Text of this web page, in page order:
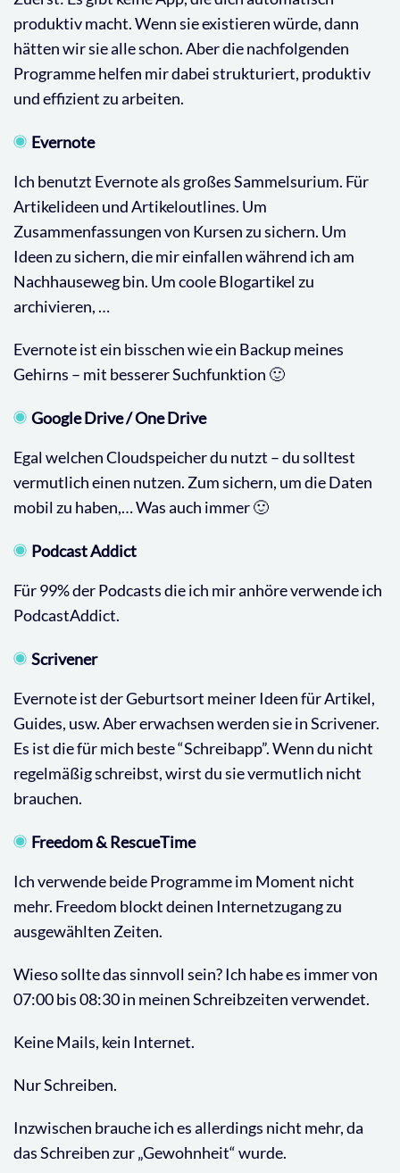
produktiv macht. Wenn sie existieren würde, dann
hätten wir sie alle schon. Aber die nachfolgenden
Programme helfen mir dabei strukturiert, produktiv
und effizient zu arbeiten.
Evernote
Ich benutzt Evernote als großes Sammelsurium. Für
Artikelideen und Artikeloutlines. Um
Zusammenfassungen von Kursen zu sichern. Um
Ideen zu sichern, die mir einfallen während ich am
Nachhauseweg bin. Um coole Blogartikel zu
archivieren, …
Evernote ist ein bisschen wie ein Backup meines
Gehirns – mit besserer Suchfunktion 🙂
Google Drive / One Drive
Egal welchen Cloudspeicher du nutzt – du solltest
vermutlich einen nutzen. Zum sichern, um die Daten
mobil zu haben,… Was auch immer 🙂
Podcast Addict
Für 99% der Podcasts die ich mir anhöre verwende ich
PodcastAddict.
Scrivener
Evernote ist der Geburtsort meiner Ideen für Artikel,
Guides, usw. Aber erwachsen werden sie in Scrivener.
Es ist die für mich beste “Schreibapp”. Wenn du nicht
regelmäßig schreibst, wirst du sie vermutlich nicht
brauchen.
Freedom & RescueTime
Ich verwende beide Programme im Moment nicht
mehr. Freedom blockt deinen Internetzugang zu
ausgewählten Zeiten.
Wieso sollte das sinnvoll sein? Ich habe es immer von
07:00 bis 08:30 in meinen Schreibzeiten verwendet.
Keine Mails, kein Internet.
Nur Schreiben.
Inzwischen brauche ich es allerdings nicht mehr, da
das Schreiben zur „Gewohnheit“ wurde.